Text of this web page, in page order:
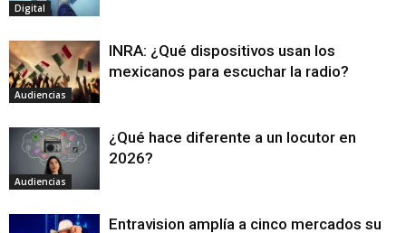
Digital
Audiencias
INRA: ¿Qué dispositivos usan los
mexicanos para escuchar la radio?
Audiencias
¿Qué hace diferente a un locutor en
2026?
Entravision amplía a cinco mercados su